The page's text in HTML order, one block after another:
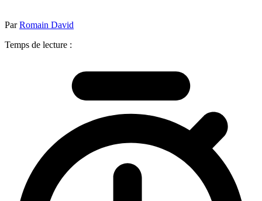
ParRomain David
Temps de lecture :